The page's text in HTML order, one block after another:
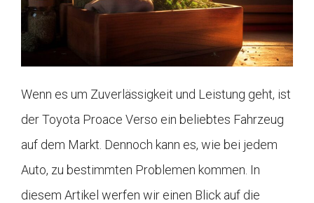
Wenn es um Zuverlässigkeit und Leistung geht, ist
der Toyota Proace Verso ein beliebtes Fahrzeug
auf dem Markt. Dennoch kann es, wie bei jedem
Auto, zu bestimmten Problemen kommen. In
diesem Artikel werfen wir einen Blick auf die